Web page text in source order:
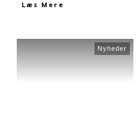
Læs Mere
Nyheder